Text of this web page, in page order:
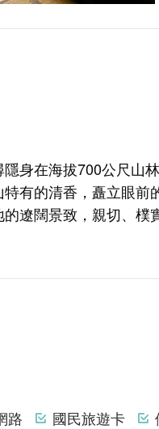
身在海拔700公尺山
有的清香，矗立眼
遼闊景致，親切、樸
路 國民旅遊卡